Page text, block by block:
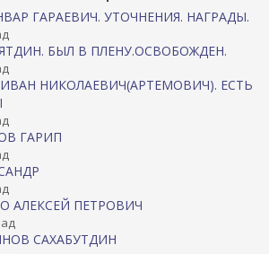
ГАРАЕВИЧ. УТОЧНЕНИЯ. НАГРАДЫ.
БЫЛ В ПЛЕНУ.ОСВОБОЖДЕН.
ИВАН НИКОЛАЕВИЧ(АРТЕМОВИЧ). ЕСТЬ
ГАРИП
АЛЕКСЕЙ ПЕТРОВИЧ
САХАБУТДИН